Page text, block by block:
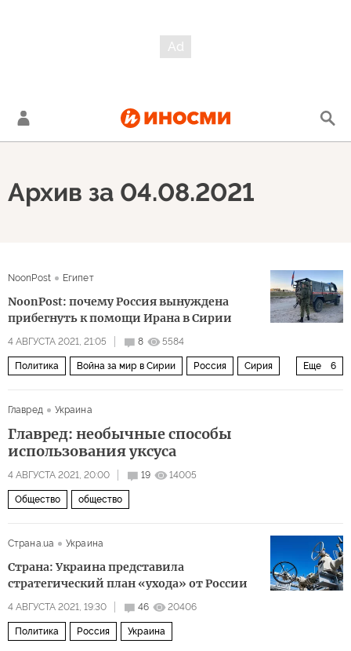
Архив за 04.08.2021
NoonPost Египет
NoonPost: почему Россия вынуждена
прибегнуть к помощи Ирана в Сирии
4 АВГУСТА 2021, 21:05 8 5584
Еще 6
Политика Война за мир в Сирии Россия Сирия
террористическая организация
Главред Украина
Главред: необычные способы
использования уксуса
4 АВГУСТА 2021, 20:00 19 14005
Общество общество
Страна.ua Украина
Страна: Украина представила
стратегический план «ухода» от России
4 АВГУСТА 2021, 19:30 46 20406
Политика Россия Украина